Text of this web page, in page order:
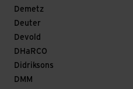
Demetz
Deuter
Devold
DHaRCO
Didriksons
DMM